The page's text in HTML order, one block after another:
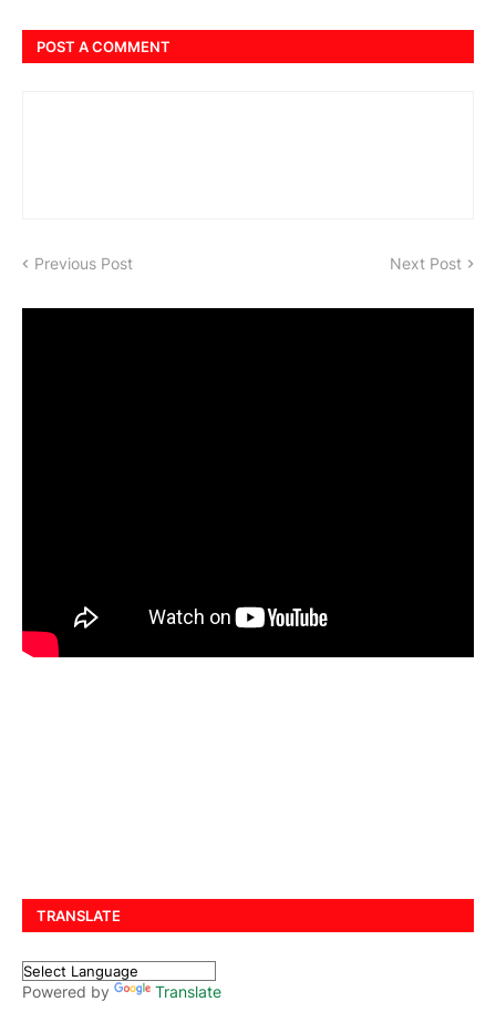
POST A COMMENT
Previous Post Next Post
TRANSLATE
Powered by Translate